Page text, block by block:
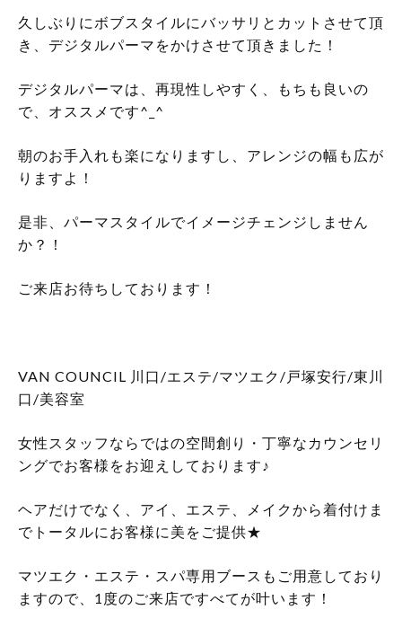
久しぶりにボブスタイルにバッサリとカットさせて頂
き、デジタルパーマをかけさせて頂きました！
デジタルパーマは、再現性しやすく、もちも良いの
で、オススメです^_^
朝のお手入れも楽になりますし、アレンジの幅も広が
りますよ！
是非、パーマスタイルでイメージチェンジしません
か？！
ご来店お待ちしております！
VAN COUNCIL 川口/エステ/マツエク/戸塚安行/東川
口/美容室
女性スタッフならではの空間創り・丁寧なカウンセリ
ングでお客様をお迎えしております♪
ヘアだけでなく、アイ、エステ、メイクから着付けま
でトータルにお客様に美をご提供★
マツエク・エステ・スパ専用ブースもご用意しており
ますので、1度のご来店ですべてが叶います！